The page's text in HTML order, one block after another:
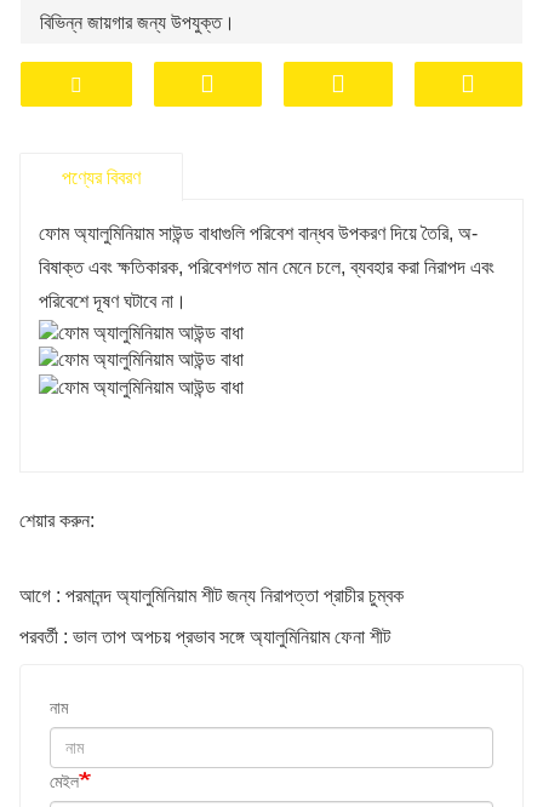
বিভিন্ন জায়গার জন্য উপযুক্ত।
পণ্যের বিবরণ
ফোম অ্যালুমিনিয়াম সাউন্ড বাধাগুলি পরিবেশ বান্ধব উপকরণ দিয়ে তৈরি, অ-
বিষাক্ত এবং ক্ষতিকারক, পরিবেশগত মান মেনে চলে, ব্যবহার করা নিরাপদ এবং
পরিবেশে দূষণ ঘটাবে না।
শেয়ার করুন:
আগে : পরমানন্দ অ্যালুমিনিয়াম শীট জন্য নিরাপত্তা প্রাচীর চুম্বক
পরবর্তী : ভাল তাপ অপচয় প্রভাব সঙ্গে অ্যালুমিনিয়াম ফেনা শীট
নাম
মেইল